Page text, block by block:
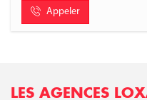
Appeler
LES AGENCES